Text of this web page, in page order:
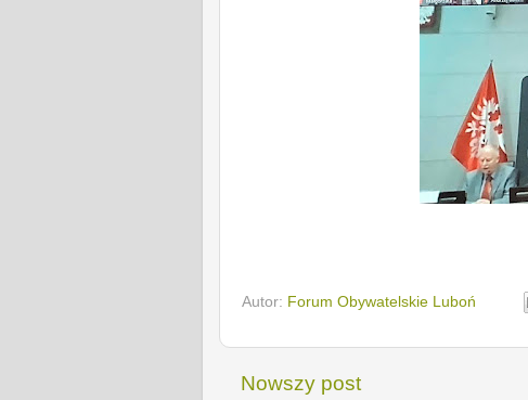
Autor: Forum Obywatelskie Luboń
Nowszy post